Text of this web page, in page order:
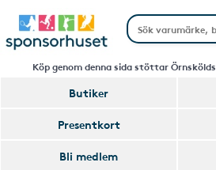
Köp genom denna sida stöttar
Butiker
Presentkort
Bli medlem